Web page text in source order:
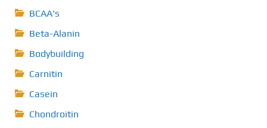
BCAA's
Beta-Alanin
Bodybuilding
Carnitin
Casein
Chondroitin